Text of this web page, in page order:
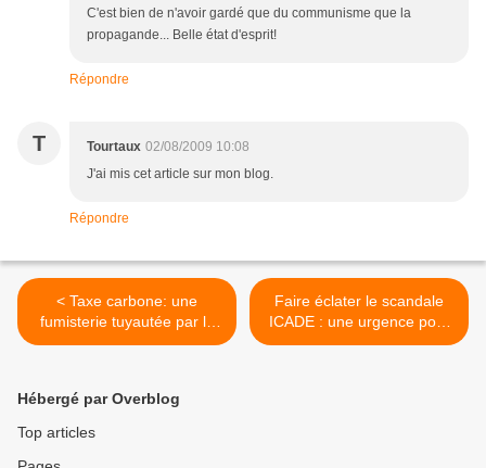
C'est bien de n'avoir gardé que du communisme que la
propagande... Belle état d'esprit!
Répondre
T Tourtaux 02/08/2009 10:08
J'ai mis cet article sur mon blog.
Répondre
< Taxe carbone: une
fumisterie tuyautée par le
Medef !
Faire éclater le scandale
ICADE : une urgence pour
le logement social ! >
Hébergé par Overblog
Top articles